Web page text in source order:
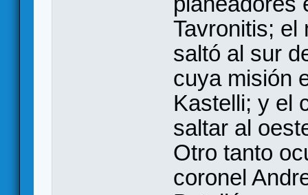
Tavronitis; el
saltó al sur
cuya misión
Kastelli; y el
saltar al
Otro tanto
coronel